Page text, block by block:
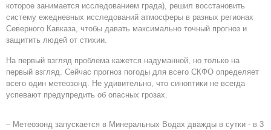
которое занимается исследованием града), решил восстановить
систему ежедневных исследований атмосферы в разных регионах
Северного Кавказа, чтобы давать максимально точный прогноз и
защитить людей от стихии.
На первый взгляд проблема кажется надуманной, но только на
первый взгляд. Сейчас прогноз погоды для всего СКФО определяет
всего один метеозонд. Не удивительно, что синоптики не всегда
успевают предупредить об опасных грозах.
– Метеозонд запускается в Минеральных Водах дважды в сутки - в 3